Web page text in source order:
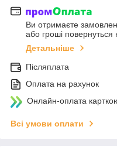
Ви отримаєте
або гроші повернуться
Детальніше
Післяплата
Оплата на рахунок
Онлайн-оплата
Всі умови оплати